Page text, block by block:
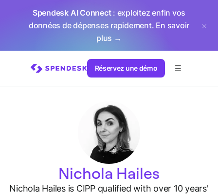
Spendesk AI Connect: exploitez enfin vos
données de dépenses rapidement. En savoir
plus →
Réservez une démo
Nichola Hailes
Nichola Hailes is CIPP qualified with over 10 years'